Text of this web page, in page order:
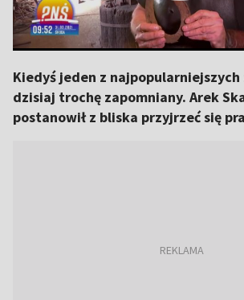
Kiedyś jeden z
dzisiaj trochę zapomniany. Arek
postanowił z bliska przyjrzeć się